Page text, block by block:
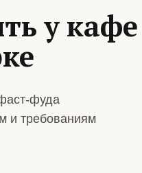
у кафе
фуда
и требованиям